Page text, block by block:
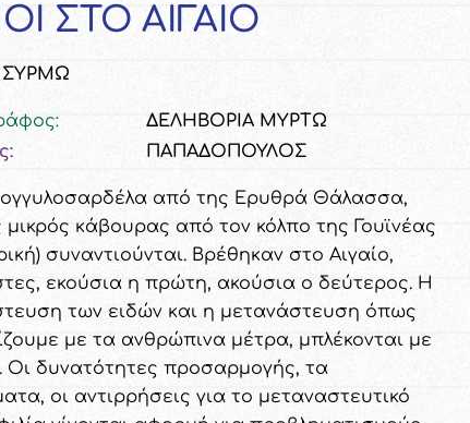
ΣΤΟ ΑΙΓΑΙΟ
ΣΥΡΜΩ
ΔΕΛΗΒΟΡΙΑ ΜΥΡΤΩ
ΠΑΠΑΔΟΠΟΥΛΟΣ
από της Ερυθρά Θάλασσα,
μικρός κάβουρας από τον κόλπο της Γουϊνέας
συναντιούνται. Βρέθηκαν στο Αιγαίο,
εκούσια η πρώτη, ακούσια ο δεύτερος. Η
των ειδών και η μετανάστευση όπως
με τα ανθρώπινα μέτρα, μπλέκονται με
Οι δυνατότητες προσαρμογής, τα
οι αντιρρήσεις για το μεταναστευτικό